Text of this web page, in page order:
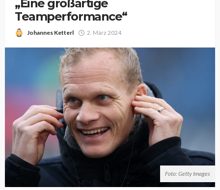
„Eine großartige
Teamperformance“
Johannes Ketterl 2. März 2024
Foto: Getty Images